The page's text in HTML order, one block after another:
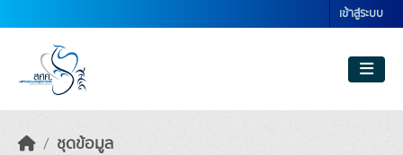
เข้าสู่ระบบ
ชุดข้อมูล